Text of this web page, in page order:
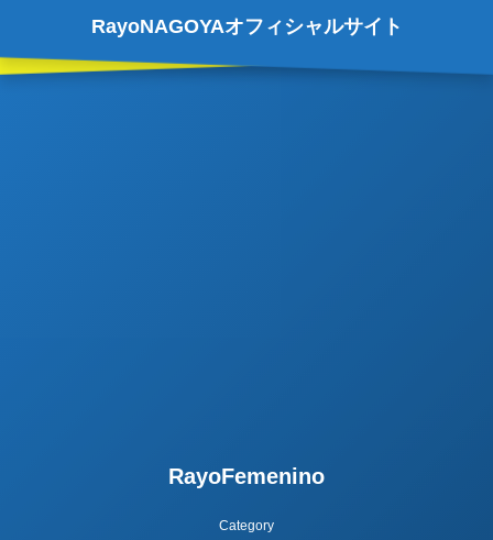
RayoNAGOYAオフィシャルサイト
RayoFemenino
Category